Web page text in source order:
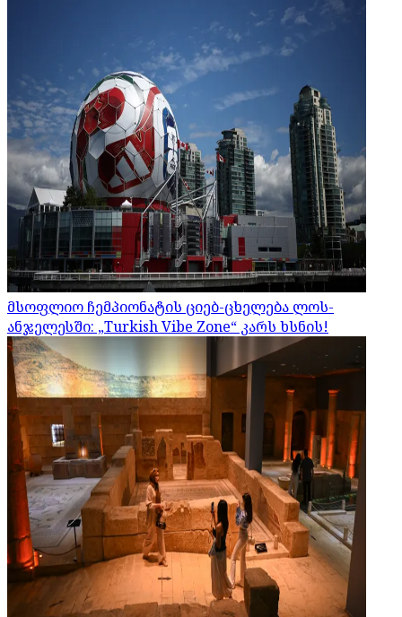
მსოფლიო ჩემპიონატის ციებ-ცხელება ლოს-
ანჯელესში: „Turkish Vibe Zone“ კარს ხსნის!